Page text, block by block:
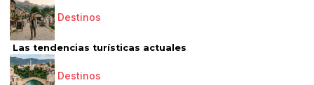
Destinos
Las tendencias turísticas actuales
Destinos